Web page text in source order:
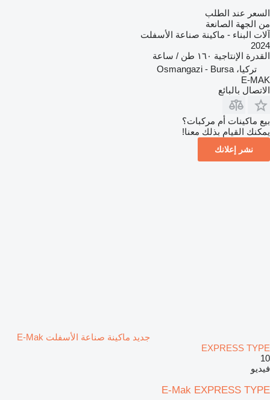
السعر عند الطلب
من الجهة الصانعة
آلات البناء - ماكينة صناعة الأسفلت
2024
القدرة الإنتاجية ١٦٠ طن / ساعة
تركيا، Osmangazi - Bursa
E-MAK
الاتصال بالبائع
بيع ماكينات أم مركبات؟
يمكنك القيام بذلك معنا!
نشر إعلانك
جديد ماكينة صناعة الأسفلت E-Mak
EXPRESS TYPE
10
فيديو
E-Mak EXPRESS TYPE